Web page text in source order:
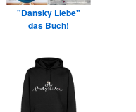
"Dansky Liebe"
das Buch!